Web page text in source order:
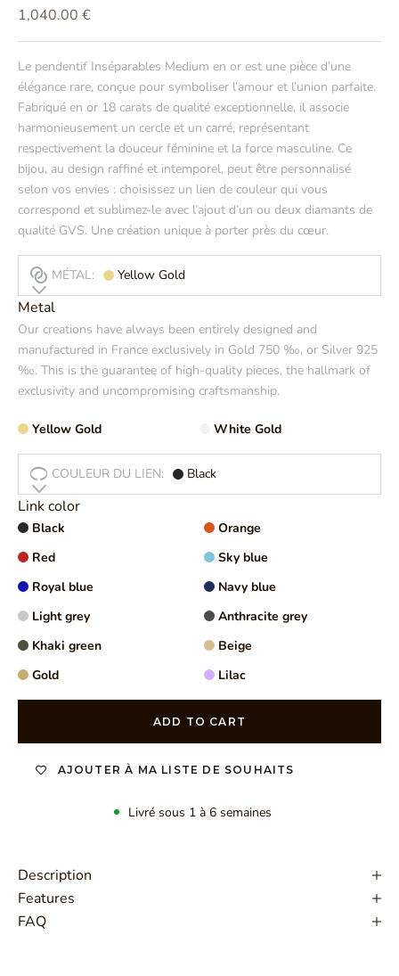
Prix de vente
1,040.00 €
Le pendentif Inséparables Medium en or est une pièce d’une
élégance rare, conçue pour symboliser l’amour et l’union parfaite.
Fabriqué en or 18 carats de qualité exceptionnelle, il associe
harmonieusement un cercle et un carré, représentant
respectivement la douceur féminine et la force masculine. Ce
bijou, au design raffiné et intemporel, peut être personnalisé
selon vos envies : choisissez un lien de couleur qui vous
correspond et sublimez-le avec l’ajout d’un ou deux diamants de
qualité GVS. Une création unique à porter près du cœur.
MÉTAL: Yellow Gold
Metal
Our creations have always been entirely designed and
manufactured in France exclusively in Gold 750 ‰, or Silver 925
‰. This is the guarantee of high-quality pieces, the hallmark of
exclusivity and uncompromising craftsmanship.
Yellow Gold White Gold
COULEUR DU LIEN: Black
Link color
Black
Orange
Red
Sky blue
Royal blue
Navy blue
Light grey
Anthracite grey
Khaki green
Beige
Gold
Lilac
ADD TO CART
AJOUTER À MA LISTE DE SOUHAITS
Livré sous 1 à 6 semaines
Description
Features
FAQ